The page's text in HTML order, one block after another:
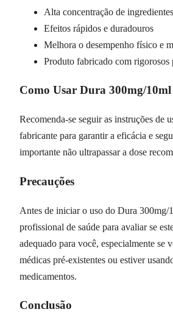
Alta concentração de
Efeitos rápidos e duradouros
Melhora o desempenho físico e
Produto fabricado com rigorosos
Como Usar Dura 300mg/10ml
Recomenda-se seguir as instruções de
fabricante para garantir a eficácia e
importante não ultrapassar a dose
Precauções
Antes de iniciar o uso do Dura 300mg/
profissional de saúde para avaliar se
adequado para você, especialmente se
médicas pré-existentes ou estiver
medicamentos.
Conclusão